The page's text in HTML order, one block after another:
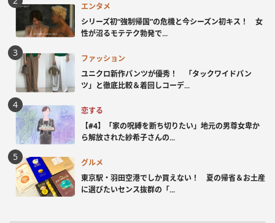
エンタメ
シリーズ初“強制帰国”の危機と今シーズン初キス！ 女
性が沼るモテテク勃発で...
ファッション
ユニクロ新作パンツが優秀！ 「タックワイドパン
ツ」と徹底比較＆着回しコーデ...
恋する
【#4】「家の呪縛を断ち切りたい」地元の男尊女卑か
ら解放された紗希子さんの...
グルメ
東京駅・羽田空港でしか買えない！ 夏の帰省＆お土産
に選びたいセンス抜群の「...